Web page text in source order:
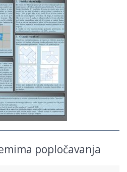
popločavanja